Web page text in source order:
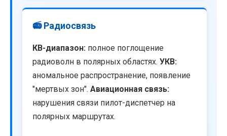
📻 Радиосвязь
КВ-диапазон: полное поглощение
радиоволн в полярных областях. УКВ:
аномальное распространение, появление
"мертвых зон". Авиационная связь:
нарушения связи пилот-диспетчер на
полярных маршрутах.